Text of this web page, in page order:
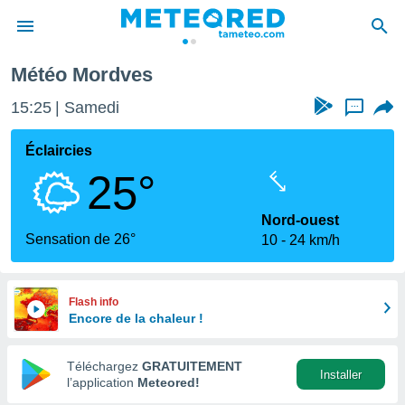
de
en
Météo Mordves
15:25 Samedi ...
Éclaircies
25°
Sensation de 26°
Nord-ouest
10
24 km/h
Flash info
Encore de la chaleur !
Téléchargez GRATUITEMENT
l’application Meteored!
Installer